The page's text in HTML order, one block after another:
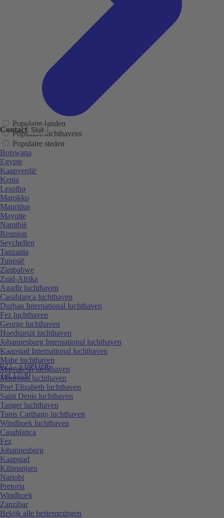
Contact Sluit
023 - 5 699 696
Tot 17:30
Populaire landen
Populaire luchthavens
Populaire steden
Botswana
Egypte
Kaapverdië
Kenia
Lesotho
Marokko
Mauritius
Mayotte
Namibië
Reunion
Seychellen
Tanzania
Tunesië
Zimbabwe
Zuid-Afrika
Agadir luchthaven
Casablanca luchthaven
Durban International luchthaven
Fez luchthaven
George luchthaven
Hoedspruit luchthaven
Johannesburg International luchthaven
Kaapstad International luchthaven
Mahe luchthaven
Marrakesh luchthaven
Mauritius luchthaven
Port Elizabeth luchthaven
Saint Denis luchthaven
Tanger luchthaven
Tunis Carthago luchthaven
Windhoek luchthaven
Casablanca
Fez
Johannesburg
Kaapstad
Kilimanjaro
Nariobi
Pretoria
Windhoek
Zanzibar
Bekijk alle bestemmingen